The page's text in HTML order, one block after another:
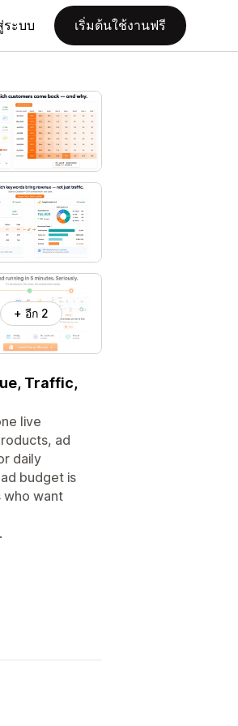
ระบบ เริ่มต้นใช้งานฟรี
+ อีก 2
Traffic,
live
ad
daily
budget is
who want